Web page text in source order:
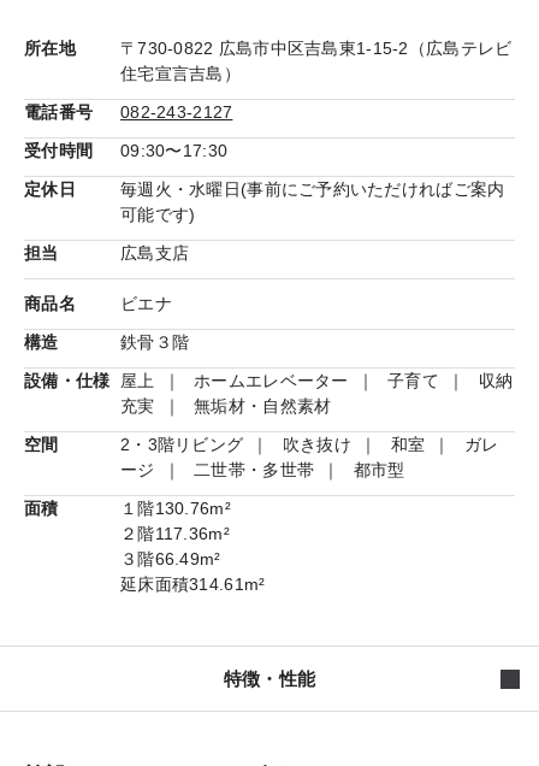
所在地
〒730-0822 広島市中区吉島東1-15-2（広島テレビ
住宅宣言吉島）
電話番号
082-243-2127
受付時間
09:30〜17:30
定休日
毎週火・水曜日(事前にご予約いただければご案内
可能です)
担当
広島支店
商品名
ビエナ
構造
鉄骨３階
設備・仕様
屋上 ホームエレベーター 子育て
収納
充実
無垢材・自然素材
空間
2・3階リビング 吹き抜け 和室
ガレ
ージ
二世帯・多世帯
都市型
面積
１階130.76m²
２階117.36m²
３階66.49m²
延床面積314.61m²
特徴・性能